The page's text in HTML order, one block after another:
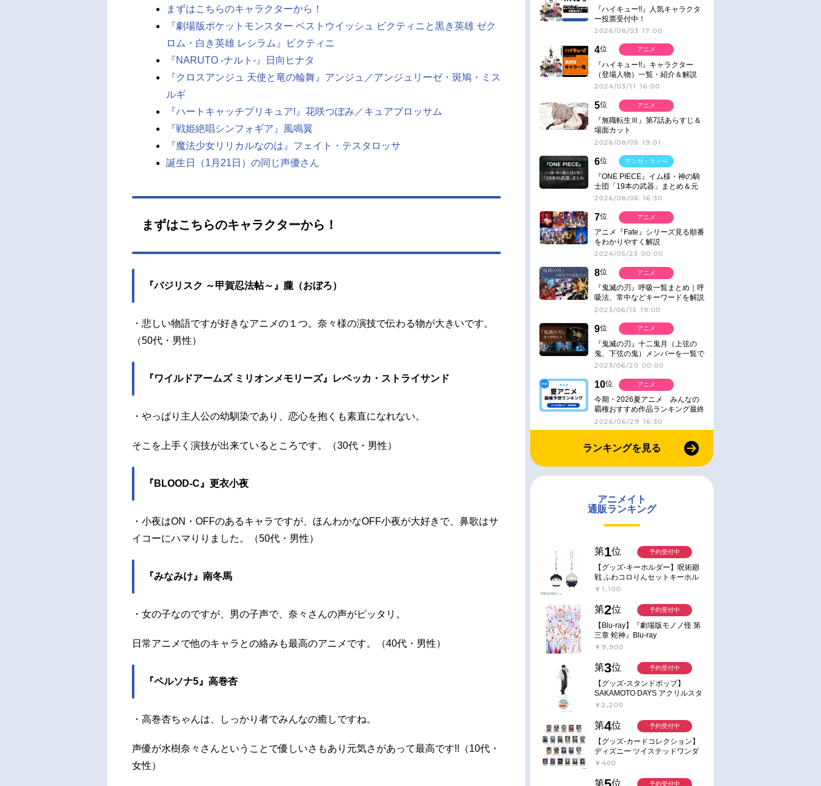
まずはこちらのキャラクターから！
『劇場版ポケットモンスター ベストウイッシュ ビクティニと黒き英雄 ゼク
ロム・白き英雄 レシラム』ビクティニ
『NARUTO -ナルト-』日向ヒナタ
『クロスアンジュ 天使と竜の輪舞』アンジュ／アンジュリーゼ・斑鳩・ミス
ルギ
『ハートキャッチプリキュア!』花咲つぼみ／キュアブロッサム
『戦姫絶唱シンフォギア』風鳴翼
『魔法少女リリカルなのは』フェイト・テスタロッサ
誕生日（1月21日）の同じ声優さん
まずはこちらのキャラクターから！
『バジリスク ～甲賀忍法帖～』朧（おぼろ）
・悲しい物語ですが好きなアニメの１つ。奈々様の演技で伝わる物が大きいです。
（50代・男性）
『ワイルドアームズ ミリオンメモリーズ』レベッカ・ストライサンド
・やっぱり主人公の幼馴染であり、恋心を抱くも素直になれない。
そこを上手く演技が出来ているところです。（30代・男性）
『BLOOD-C』更衣小夜
・小夜はON・OFFのあるキャラですが、ほんわかなOFF小夜が大好きで、鼻歌はサ
イコーにハマりりました。（50代・男性）
『みなみけ』南冬馬
・女の子なのですが、男の子声で、奈々さんの声がピッタリ。
日常アニメで他のキャラとの絡みも最高のアニメです。（40代・男性）
『ペルソナ5』高巻杏
・高巻杏ちゃんは、しっかり者でみんなの癒しですね。
声優が水樹奈々さんということで優しいさもあり元気さがあって最高です!!（10代・
女性）
『ハイキュー!!』人気キャラクタ
ー投票受付中！
2026/08/03 17:00
4位
『ハイキュー!!』キャラクター
（登場人物）一覧・紹介＆解説
2024/03/11 16:00
アニメ
5位
『無職転生Ⅲ』第7話あらすじ＆
場面カット
2026/08/05 19:01
アニメ
6位
『ONE PIECE』イム様・神の騎
士団「19本の武器」まとめ＆元
ネタ
2026/08/06 16:30
マンガ・ラノベ
7位
アニメ『Fate』シリーズ見る順番
をわかりやすく解説
2024/05/23 00:00
アニメ
8位
『鬼滅の刃』呼吸一覧まとめ｜呼
吸法、常中などキーワードを解説
2023/06/15 19:00
アニメ
9位
『鬼滅の刃』十二鬼月（上弦の
鬼、下弦の鬼）メンバーを一覧で
紹介＆解説（登場鬼の情報まと
2023/06/20 00:00
アニメ
10位
今期・2026夏アニメ みんなの
覇権おすすめ作品ランキング最終
結果発表！
2026/06/29 16:30
アニメ
ランキングを見る
アニメイト
通販ランキング
第1位
【グッズ-キーホルダー】呪術廻
戦 ふわコロりんセットキーホル
ダー【アニメイト特典付】
￥1,100
予約受付中
第2位
【Blu-ray】『劇場版モノノ怪 第
三章 蛇神』Blu-ray
￥9,900
予約受付中
第3位
【グッズ-スタンドポップ】
SAKAMOTO DAYS アクリルスタ
ンド～Sunny Afternoon～ 4.南雲
￥2,200
予約受付中
第4位
【グッズ-カードコレクション】
ディズニー ツイステッドワンダ
ーランド ランダムカードコレク
￥400
予約受付中
第 位 予約受付中